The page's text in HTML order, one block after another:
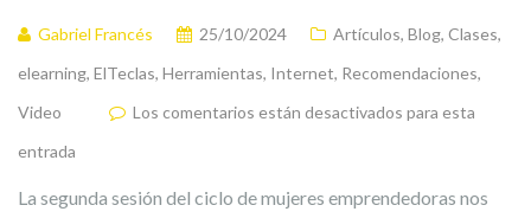
Gabriel Francés 25/10/2024 Artículos, Blog, Clases,
elearning, ElTeclas, Herramientas, Internet, Recomendaciones,
Video
Los comentarios están desactivados para esta
entrada
La segunda sesión del ciclo de mujeres emprendedoras nos